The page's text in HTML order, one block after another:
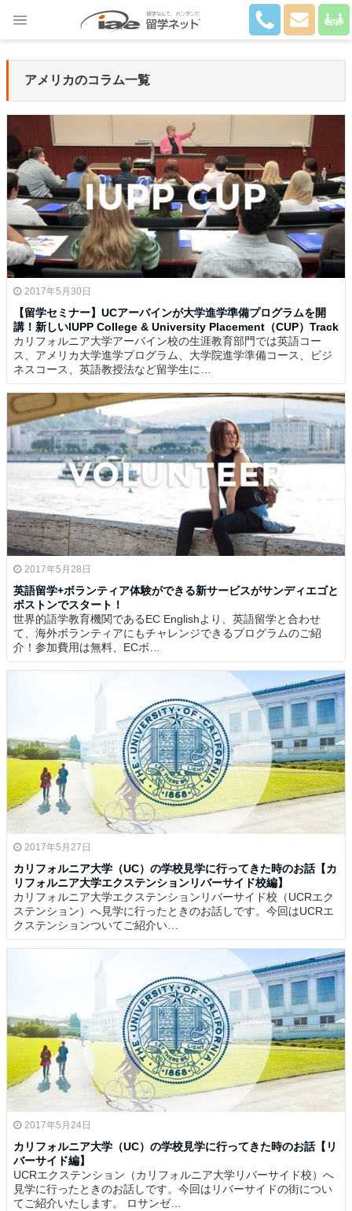
アメリカのコラム一覧
2017年5月30日
【留学セミナー】UCアーバインが大学進学準備プログラムを開
講！新しいIUPP College & University Placement（CUP）Track
カリフォルニア大学アーバイン校の生涯教育部門では英語コー
ス、アメリカ大学進学プログラム、大学院進学準備コース、ビジ
ネスコース、英語教授法など留学生に…
2017年5月28日
英語留学+ボランティア体験ができる新サービスがサンディエゴと
ボストンでスタート！
世界的語学教育機関であるEC Englishより、英語留学と合わせ
て、海外ボランティアにもチャレンジできるプログラムのご紹
介！参加費用は無料、ECボ…
2017年5月27日
カリフォルニア大学（UC）の学校見学に行ってきた時のお話【カ
リフォルニア大学エクステンションリバーサイド校編】
カリフォルニア大学エクステンションリバーサイド校（UCRエク
ステンション）へ見学に行ったときのお話しです。今回はUCRエ
クステンションついてご紹介い…
2017年5月24日
カリフォルニア大学（UC）の学校見学に行ってきた時のお話【リ
バーサイド編】
UCRエクステンション（カリフォルニア大学リバーサイド校）へ
見学に行ったときのお話しです。今回はリバーサイドの街につい
てご紹介いたします。 ロサンゼ…